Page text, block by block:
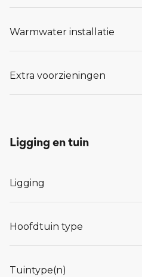
Warmwater installatie
Extra voorzieningen
Ligging en tuin
Ligging
Hoofdtuin type
Tuintype(n)